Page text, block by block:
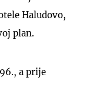
Haludovo,
plan.
a prije